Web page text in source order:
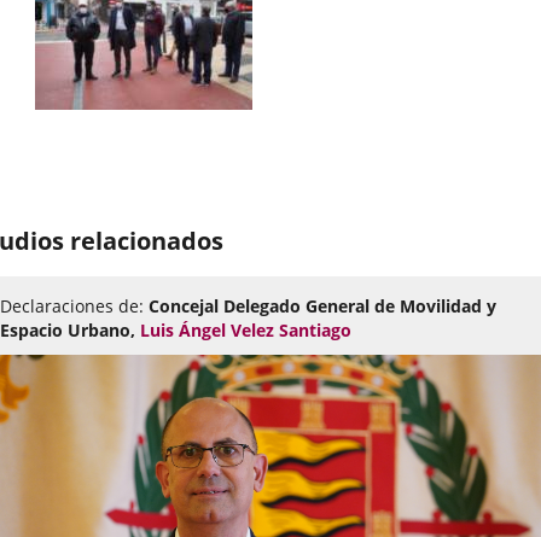
relacionados
Declaraciones de: Concejal Delegado General de Movilidad y
Espacio Urbano, Luis Ángel Velez Santiago